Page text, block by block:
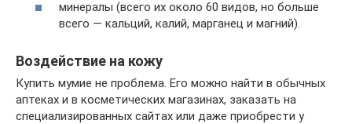
минералы (всего их около 60 видов, но больше
всего — кальций, калий, марганец и магний).
Воздействие на кожу
Купить мумие не проблема. Его можно найти в обычных
аптеках и в косметических магазинах, заказать на
специализированных сайтах или даже приобрести у